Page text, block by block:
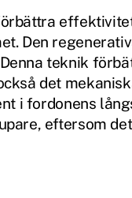
Den
teknik
det
i fordonens
eftersom